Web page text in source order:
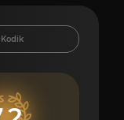
Kodik